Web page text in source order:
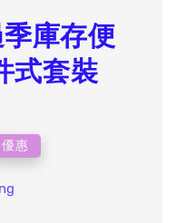
庫存便
式套裝
優惠